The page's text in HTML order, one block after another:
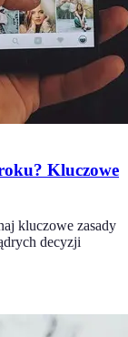
Kluczowe
kluczowe zasady
decyzji